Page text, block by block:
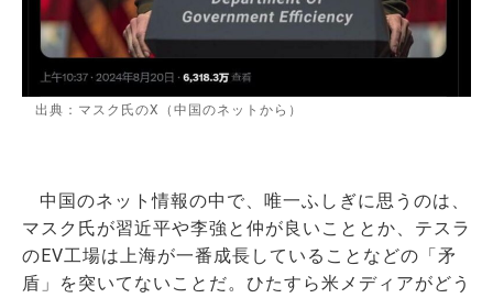
出典：マスク氏のX（中国のネットから）
中国のネット情報の中で、唯一ふしぎに思うのは、
マスク氏が習近平や李強と仲が良いこととか、テスラ
のEV工場は上海が一番成長していることなどの「矛
盾」を突いてないことだ。ひたすら米メディアがどう